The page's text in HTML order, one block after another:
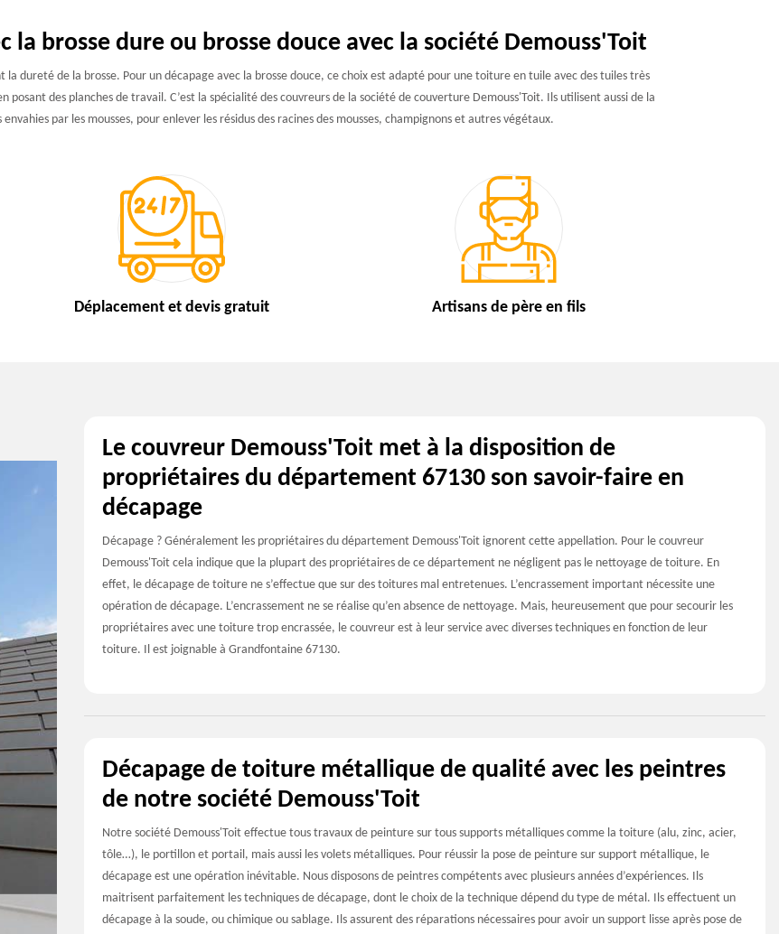
la brosse dure ou brosse douce avec la société Demouss'Toit
la dureté de la brosse. Pour un décapage avec la brosse douce, ce choix est adapté pour une toiture en tuile avec des tuiles très
des planches de travail. C’est la spécialité des couvreurs de la société de couverture Demouss'Toit. Ils utilisent aussi de la
par les mousses, pour enlever les résidus des racines des mousses, champignons et autres végétaux.
Déplacement et devis gratuit Artisans de père en fils
Le couvreur Demouss'Toit met à la disposition de
propriétaires du département 67130 son savoir-faire en
décapage
Décapage ? Généralement les propriétaires du département Demouss'Toit ignorent cette appellation. Pour le couvreur
Demouss'Toit cela indique que la plupart des propriétaires de ce département ne négligent pas le nettoyage de toiture. En
effet, le décapage de toiture ne s’effectue que sur des toitures mal entretenues. L’encrassement important nécessite une
opération de décapage. L’encrassement ne se réalise qu’en absence de nettoyage. Mais, heureusement que pour secourir les
propriétaires avec une toiture trop encrassée, le couvreur est à leur service avec diverses techniques en fonction de leur
toiture. Il est joignable à Grandfontaine 67130.
Décapage de toiture métallique de qualité avec les peintres
de notre société Demouss'Toit
Notre société Demouss'Toit effectue tous travaux de peinture sur tous supports métalliques comme la toiture (alu, zinc, acier,
tôle…), le portillon et portail, mais aussi les volets métalliques. Pour réussir la pose de peinture sur support métallique, le
décapage est une opération inévitable. Nous disposons de peintres compétents avec plusieurs années d’expériences. Ils
maitrisent parfaitement les techniques de décapage, dont le choix de la technique dépend du type de métal. Ils effectuent un
décapage à la soude, ou chimique ou sablage. Ils assurent des réparations nécessaires pour avoir un support lisse après pose de